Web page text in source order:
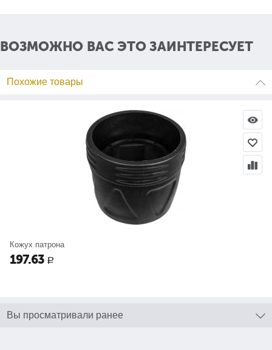
ВОЗМОЖНО ВАС ЭТО ЗАИНТЕРЕСУЕТ
Похожие товары
Кожух патрона
197.63 Р
Вы просматривали ранее